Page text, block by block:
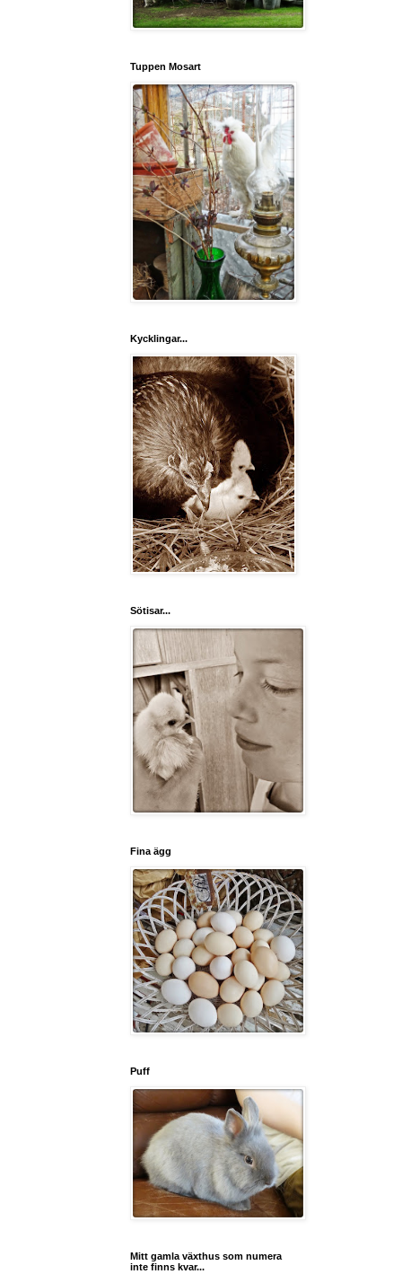
Tuppen Mosart
Kycklingar...
Sötisar...
Fina ägg
Puff
Mitt gamla växthus som numera
inte finns kvar...